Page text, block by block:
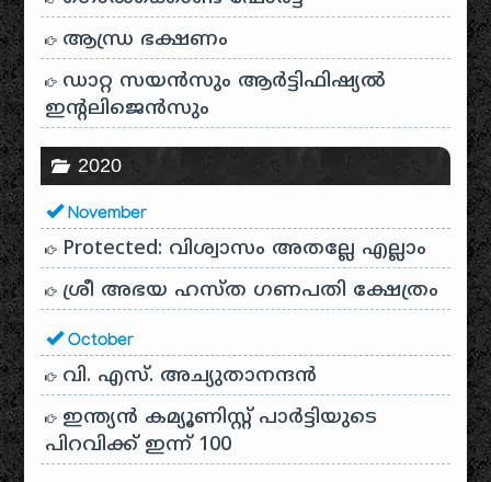
ആന്ധ്ര ഭക്ഷണം
ഡാറ്റ സയൻസും ആർട്ടിഫിഷ്യൽ
ഇൻ്റലിജെൻസും
2020
November
Protected: വിശ്വാസം അതല്ലേ എല്ലാം
ശ്രീ അഭയ ഹസ്ത ഗണപതി ക്ഷേത്രം
October
വി. എസ്. അച്യുതാനന്ദൻ
ഇന്ത്യൻ കമ്യൂണിസ്റ്റ് പാർട്ടിയുടെ
പിറവിക്ക് ഇന്ന് 100